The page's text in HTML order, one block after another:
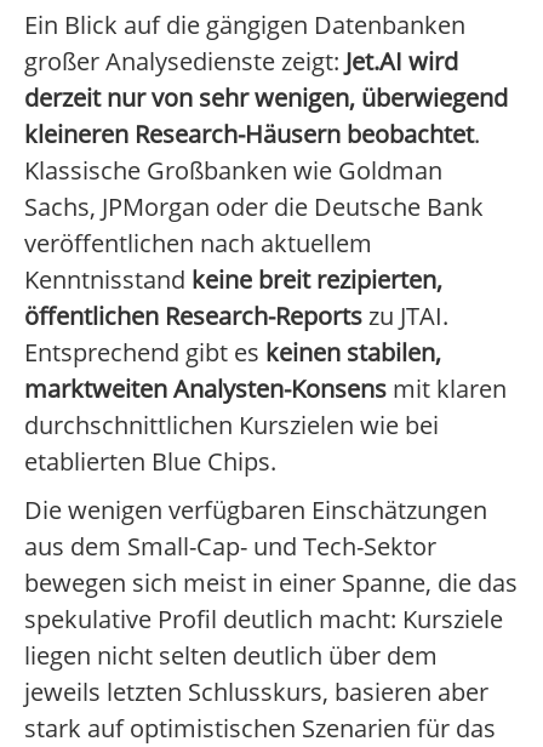
Ein Blick auf die gängigen Datenbanken
großer Analysedienste zeigt: Jet.AI wird
derzeit nur von sehr wenigen, überwiegend
kleineren Research-Häusern beobachtet.
Klassische Großbanken wie Goldman
Sachs, JPMorgan oder die Deutsche Bank
veröffentlichen nach aktuellem
Kenntnisstand keine breit rezipierten,
öffentlichen Research-Reportszu JTAI.
Entsprechend gibt es keinen stabilen,
marktweiten Analysten-Konsens mit klaren
durchschnittlichen Kurszielen wie bei
etablierten Blue Chips.
Die wenigen verfügbaren Einschätzungen
aus dem Small-Cap- und Tech-Sektor
bewegen sich meist in einer Spanne, die das
spekulative Profil deutlich macht: Kursziele
liegen nicht selten deutlich über dem
jeweils letzten Schlusskurs, basieren aber
stark auf optimistischen Szenarien für das